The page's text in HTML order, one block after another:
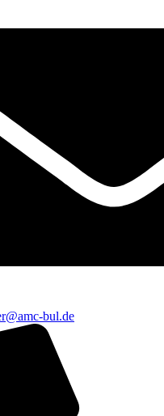
bul.de